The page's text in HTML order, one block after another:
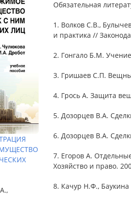
Обязательная
1. Волков С.В.,
и практика //
2. Гонгало Б.М.
3. Гришаев С.П.
4. Грось А. Защита
5. Дозорцев В.А.
6. Дозорцев В.А.
7. Егоров А.
Хозяйство и право.
8. Качур Н.Ф.,